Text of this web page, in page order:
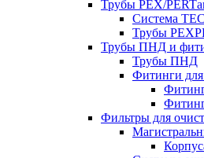
Трубы PEX/
Система
Трубы
Трубы ПНД и
Трубы ПНД
Фитинги
Фильтры для